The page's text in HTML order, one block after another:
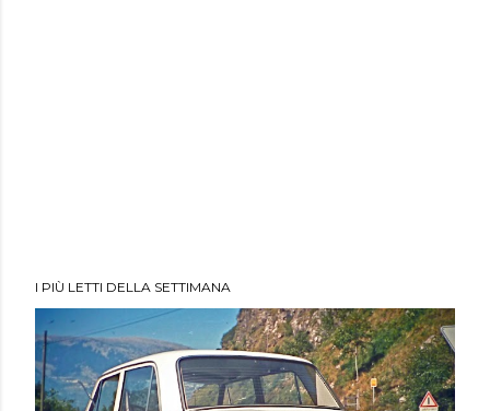
I PIÙ LETTI DELLA SETTIMANA